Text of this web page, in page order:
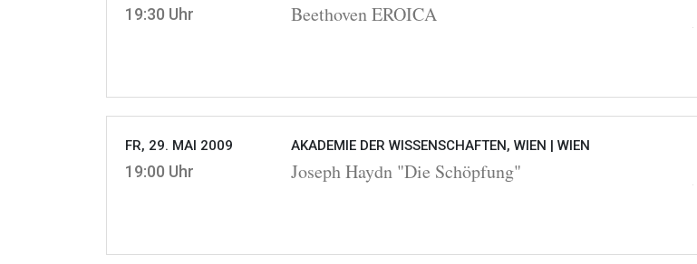
19:30 Uhr Beethoven EROICA
FR, 29. MAI 2009
19:00 Uhr
AKADEMIE DER WISSENSCHAFTEN, WIEN | WIEN
Joseph Haydn "Die Schöpfung"